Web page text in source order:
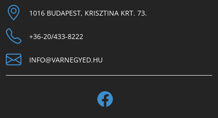
1016 BUDAPEST, KRISZTINA KRT. 73.
+36-20/433-8222
INFO@VARNEGYED.HU